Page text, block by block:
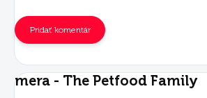
Pridať komentár
mera - The Petfood Family